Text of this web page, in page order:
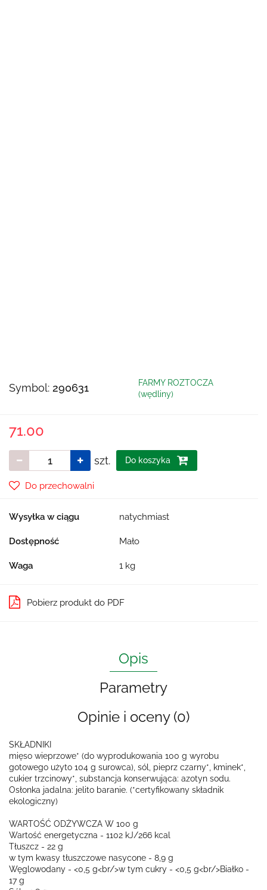
Symbol: 290631
FARMY ROZTOCZA
(wędliny)
71.00
szt. Do koszyka
Do przechowalni
Wysyłka w ciągu natychmiast
Dostępność Mało
Waga 1 kg
Pobierz produkt do PDF
Opis
Parametry
Opinie i oceny (0)
SKŁADNIKI
mięso wieprzowe* (do wyprodukowania 100 g wyrobu
gotowego użyto 104 g surowca), sól, pieprz czarny*, kminek*,
cukier trzcinowy*, substancja konserwująca: azotyn sodu.
Osłonka jadalna: jelito baranie. (*certyfikowany składnik
ekologiczny)
WARTOŚĆ ODŻYWCZA W 100 g
Wartość energetyczna - 1102 kJ/266 kcal
Tłuszcz - 22 g
w tym kwasy tłuszczowe nasycone - 8,9 g
Węglowodany - <0,5 g<br/>w tym cukry - <0,5 g<br/>Białko -
17 g